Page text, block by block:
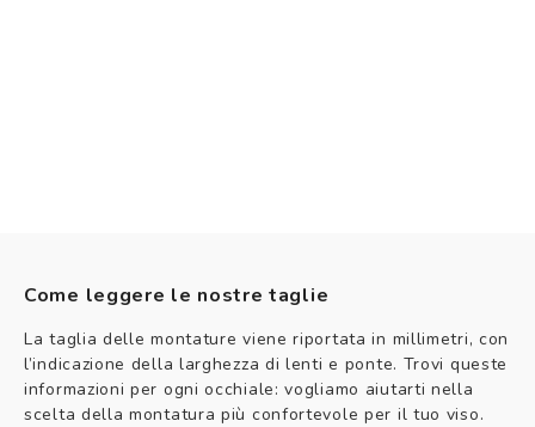
Come leggere le nostre taglie
La taglia delle montature viene riportata in millimetri, con
l’indicazione della larghezza di lenti e ponte. Trovi queste
informazioni per ogni occhiale: vogliamo aiutarti nella
scelta della montatura più confortevole per il tuo viso.